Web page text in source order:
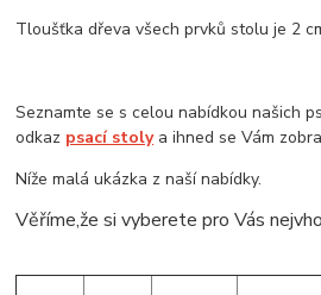
Tloušťka dřeva všech prvků stolu je 2
Seznamte se s celou nabídkou našich
odkaz psací stolya ihned se Vám
Níže malá ukázka z naší nabídky.
Věříme,že si vyberete pro Vás